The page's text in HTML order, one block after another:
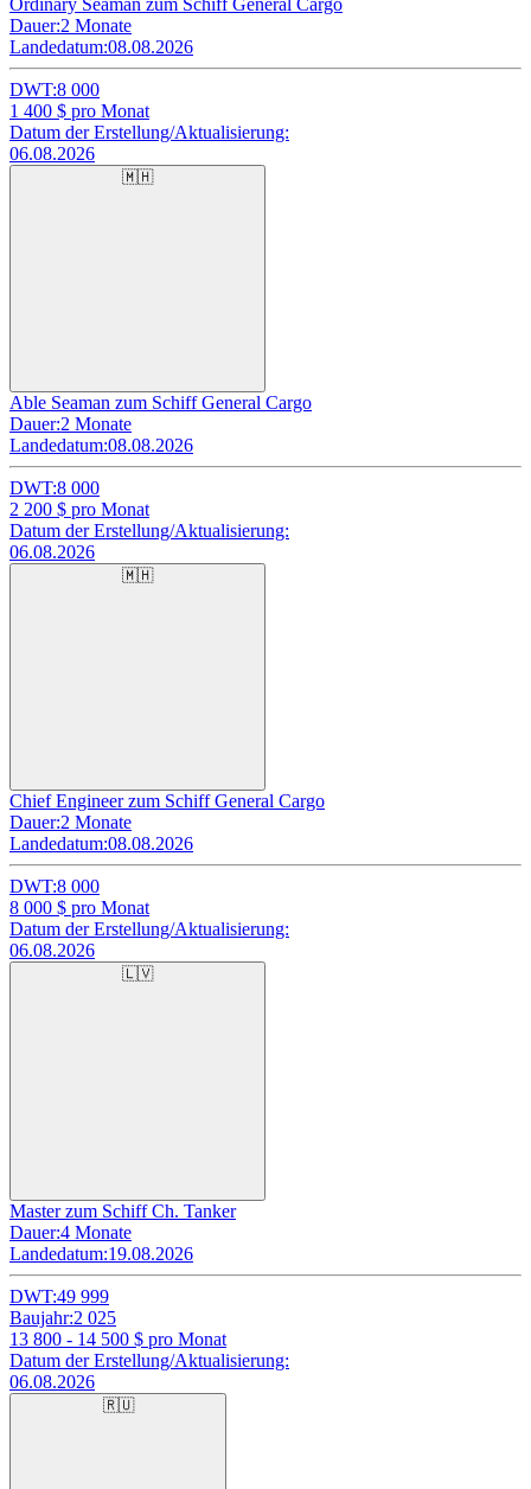
Dauer:2 Monate
Landedatum:08.08.2026
DWT:8 000
1 400 $ pro Monat
Datum der Erstellung/Aktualisierung:
06.08.2026
🇲🇭
Able Seaman zum Schiff General Cargo
Dauer:2 Monate
Landedatum:08.08.2026
DWT:8 000
2 200 $ pro Monat
Datum der Erstellung/Aktualisierung:
06.08.2026
🇲🇭
Chief Engineer zum Schiff General Cargo
Dauer:2 Monate
Landedatum:08.08.2026
DWT:8 000
8 000 $ pro Monat
Datum der Erstellung/Aktualisierung:
06.08.2026
🇱🇻
Master zum Schiff Ch. Tanker
Dauer:4 Monate
Landedatum:19.08.2026
DWT:49 999
Baujahr:2 025
13 800 - 14 500 $ pro Monat
Datum der Erstellung/Aktualisierung:
06.08.2026
🇷🇺